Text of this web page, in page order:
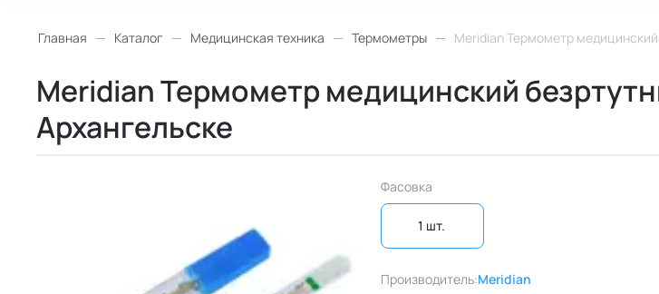
Главная Каталог Медицинская техника Термометры Meridian Термометр
Meridian Термометр медицинский
Архангельске
Фасовка
1 шт.
Производитель:Meridian